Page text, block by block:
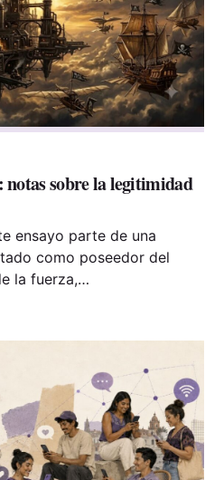
notas sobre la legitimidad
ensayo parte de una
como poseedor del
la fuerza,…